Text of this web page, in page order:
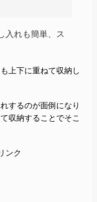
入れも簡単、ス
上下に重ねて収納し
するのが面倒になり
収納することでそこ
ンク